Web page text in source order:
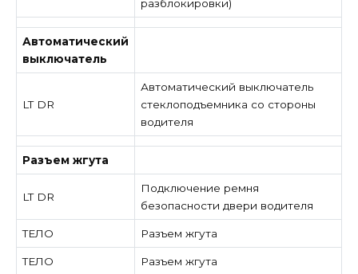
разблокировки)
Автоматический
выключатель
LT DR
Автоматический выключатель
стеклоподъемника со стороны
водителя
Разъем жгута
LT DR
Подключение ремня
безопасности двери водителя
ТЕЛО Разъем жгута
ТЕЛО Разъем жгута